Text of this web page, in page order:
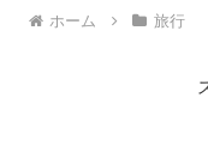
ホーム 旅行